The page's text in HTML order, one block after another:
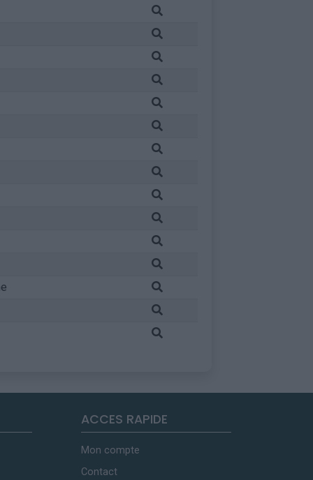
ACCES RAPIDE
Mon compte
Contact